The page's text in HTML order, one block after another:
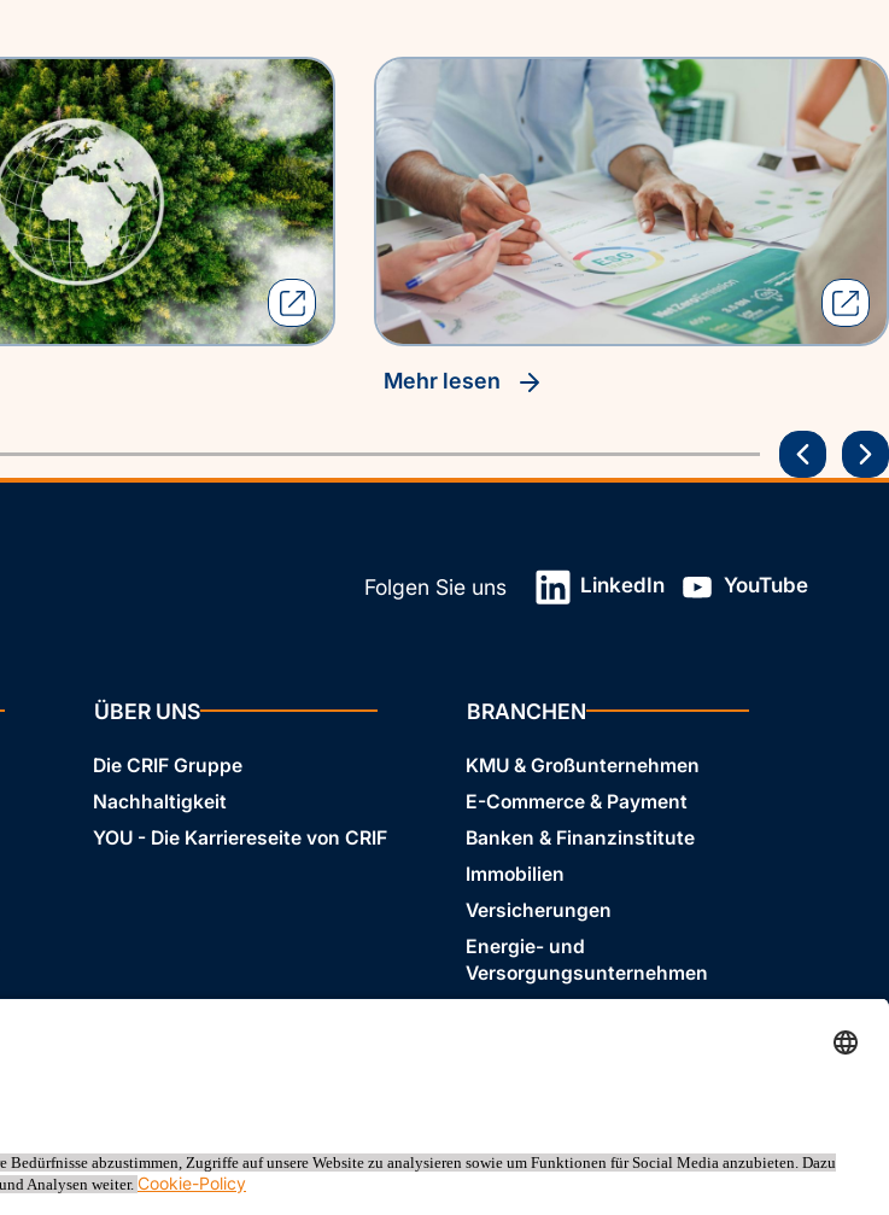
Mehr lesen
Folgen Sie uns LinkedIn YouTube
ÜBER UNS
Die CRIF Gruppe
Nachhaltigkeit
YOU - Die Karriereseite von CRIF
BRANCHEN
KMU & Großunternehmen
E-Commerce & Payment
Banken & Finanzinstitute
Immobilien
Versicherungen
Energie- und
Versorgungsunternehmen